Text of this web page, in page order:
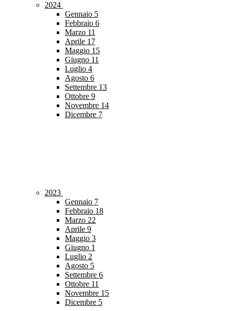
2024
Gennaio 5
Febbraio 6
Marzo 11
Aprile 17
Maggio 15
Giugno 11
Luglio 4
Agosto 6
Settembre 13
Ottobre 9
Novembre 14
Dicembre 7
2023
Gennaio 7
Febbraio 18
Marzo 22
Aprile 9
Maggio 3
Giugno 1
Luglio 2
Agosto 5
Settembre 6
Ottobre 11
Novembre 15
Dicembre 5